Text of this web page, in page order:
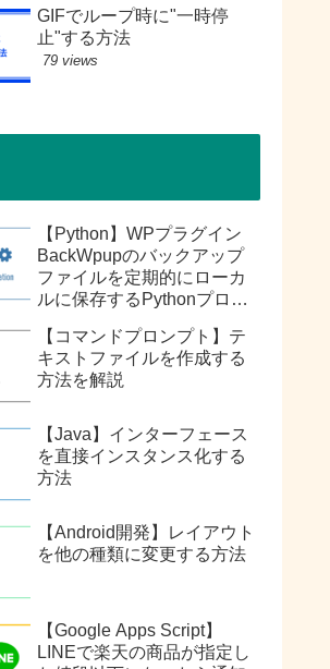
GIFでループ時に"一時停
止"する方法
79 views
【Python】WPプラグイン
BackWpupのバックアップ
ファイルを定期的にローカ
ルに保存するPythonプログ
【コマンドプロンプト】テ
キストファイルを作成する
方法を解説
【Java】インターフェース
を直接インスタンス化する
方法
【Android開発】レイアウト
を他の種類に変更する方法
【Google Apps Script】
LINEで楽天の商品が指定し